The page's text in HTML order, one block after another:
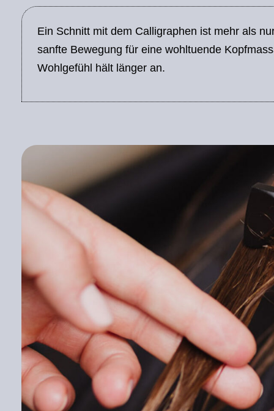
Ein Schnitt mit dem Calligraphen ist mehr als
sanfte Bewegung für eine wohltuende
Wohlgefühl hält länger an.